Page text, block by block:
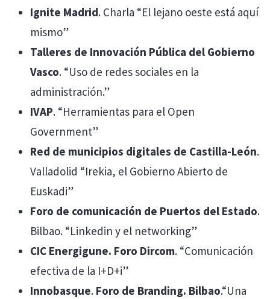
Ignite Madrid. Charla “El lejano oeste está aquí
mismo”
Talleres de Innovación Pública del Gobierno
Vasco. “Uso de redes sociales en la
administración.”
IVAP. “Herramientas para el Open
Government”
Red de municipios digitales de Castilla-León.
Valladolid “Irekia, el Gobierno Abierto de
Euskadi”
Foro de comunicación de Puertos del Estado.
Bilbao. “Linkedin y el networking”
CIC Energigune. Foro Dircom. “Comunicación
efectiva de la I+D+i”
Innobasque. Foro de Branding. Bilbao.“Una